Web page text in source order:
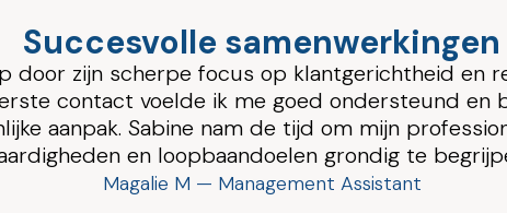
Succesvolle samenwerkingen
focus op klantgerichtheid en
ik me goed ondersteund en begrepen door
nam de tijd om mijn professionele achtergrond,
grondig te begrijpen.
M — Management Assistant